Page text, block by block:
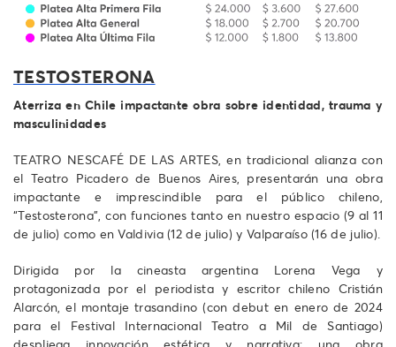
TESTOSTERONA
Aterriza en Chile impactante obra sobre identidad, trauma y
masculinidades
TEATRO NESCAFÉ DE LAS ARTES, en tradicional alianza con
el Teatro Picadero de Buenos Aires, presentarán una obra
impactante e imprescindible para el público chileno,
“Testosterona”, con funciones tanto en nuestro espacio (9 al 11
de julio) como en Valdivia (12 de julio) y Valparaíso (16 de julio).
Dirigida por la cineasta argentina Lorena Vega y
protagonizada por el periodista y escritor chileno Cristián
Alarcón, el montaje trasandino (con debut en enero de 2024
para el Festival Internacional Teatro a Mil de Santiago)